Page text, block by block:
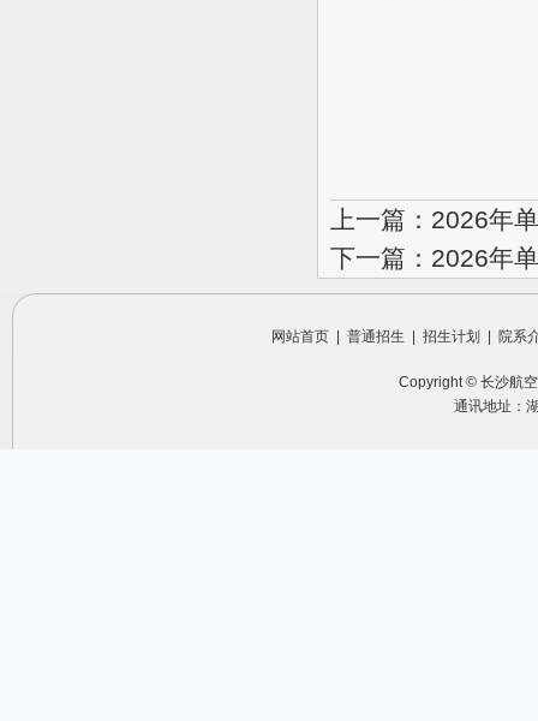
上一篇：2026年
下一篇：2026年
网站首页 普通招生 招生计划 院系
Copyright © 长沙航
通讯地址：